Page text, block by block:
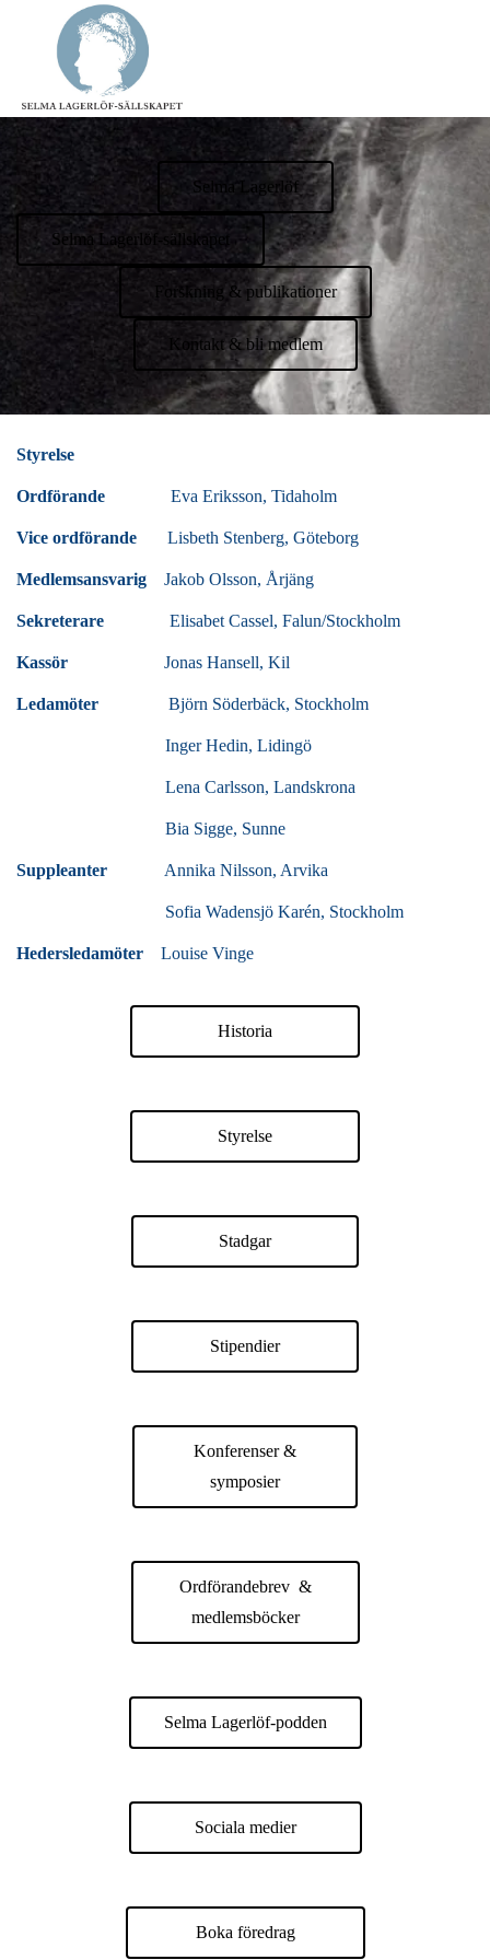
Selma Lagerlöf
Selma Lagerlöf-sällskapet
Forskning & publikationer
Kontakt & bli medlem
Styrelse
Ordförande Eva Eriksson, Tidaholm
Vice ordförande Lisbeth Stenberg, Göteborg
Medlemsansvarig Jakob Olsson, Årjäng
Sekreterare Elisabet Cassel, Falun/Stockholm
Kassör Jonas Hansell, Kil
Ledamöter Björn Söderbäck, Stockholm
Inger Hedin, Lidingö
Lena Carlsson, Landskrona
Bia Sigge, Sunne
Suppleanter Annika Nilsson, Arvika
Sofia Wadensjö Karén, Stockholm
Hedersledamöter Louise Vinge
Historia
Styrelse
Stadgar
Stipendier
Konferenser &
symposier
Ordförandebrev &
medlemsböcker
Selma Lagerlöf-podden
Sociala medier
Boka föredrag